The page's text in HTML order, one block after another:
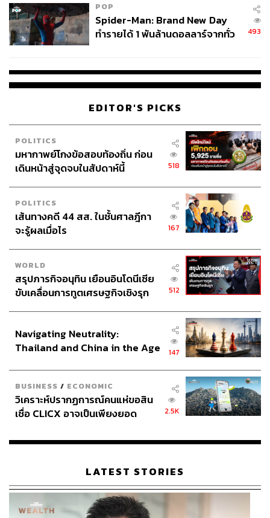
POP
Spider-Man: Brand New Day
ทำรายได้ 1 พันล้านดอลลาร์จากทั่ว
493
EDITOR'S PICKS
POLITICS
มหากาพย์โกงข้อสอบท้องถิ่น ก่อน
เดินหน้าสู่จุดจบในสัปดาห์นี้
518
POLITICS
เส้นทางคดี 44 สส. ในชั้นศาลฎีกา
จะรู้ผลเมื่อไร
167
WORLD
สรุปภารกิจอนุทิน เยือนอินโดนีเซีย
ขับเคลื่อนการทูตเศรษฐกิจเชิงรุก
512
Navigating Neutrality:
Thailand and China in the Age
147
BUSINESS / ECONOMIC
วิเคราะห์ปรากฏการณ์คนแห่ขอสิน
เชื่อ CLICX อาจเป็นเพียงยอด
เรือนไทยที่ถูกซุกไว้
2.5K
LATEST STORIES